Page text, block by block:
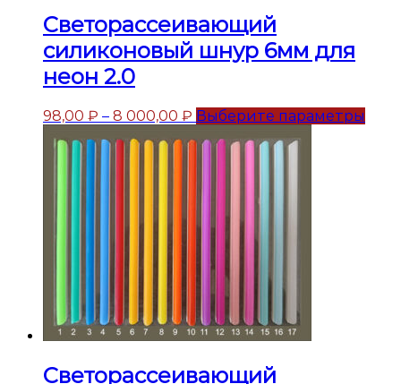
Светорассеивающий
силиконовый шнур 6мм для
неон 2.0
98,00 ₽ – 8 000,00 ₽ Выберите параметры
Светорассеивающий